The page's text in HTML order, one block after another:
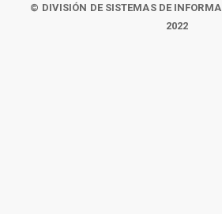
© DIVISIÓN DE SISTEMAS DE
2022